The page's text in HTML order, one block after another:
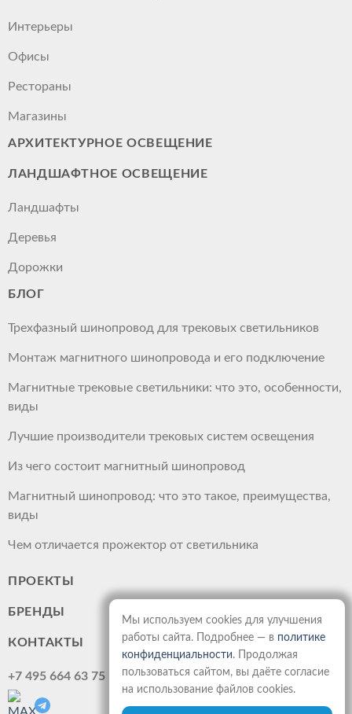
Интерьеры
Офисы
Рестораны
Магазины
АРХИТЕКТУРНОЕ ОСВЕЩЕНИЕ
ЛАНДШАФТНОЕ ОСВЕЩЕНИЕ
Ландшафты
Деревья
Дорожки
БЛОГ
Трехфазный шинопровод для трековых светильников
Монтаж магнитного шинопровода и его подключение
Магнитные трековые светильники: что это, особенности,
виды
Лучшие производители трековых систем освещения
Из чего состоит магнитный шинопровод
Магнитный шинопровод: что это такое, преимущества,
виды
Чем отличается прожектор от светильника
ПРОЕКТЫ
БРЕНДЫ
КОНТАКТЫ
+7 495 664 63 75
Мы используем cookies для улучшения
работы сайта. Подробнее — в политике
конфиденциальности. Продолжая
пользоваться сайтом, вы даёте согласие
на использование файлов cookies.